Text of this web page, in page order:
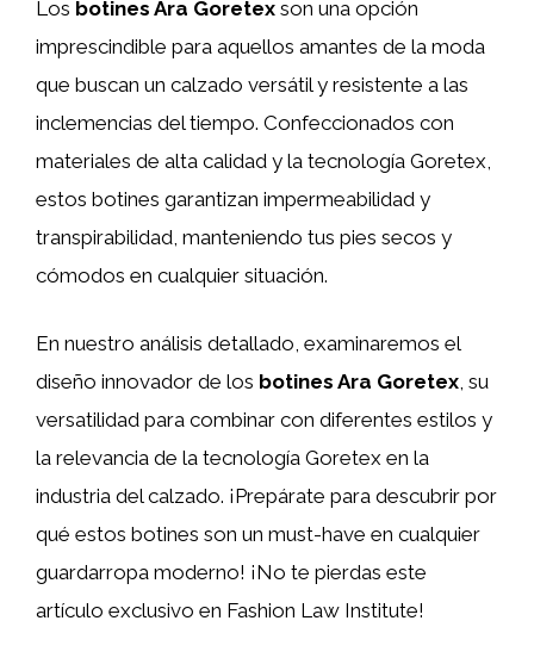
Los botines Ara Goretex son una opción
imprescindible para aquellos amantes de la moda
que buscan un calzado versátil y resistente a las
inclemencias del tiempo. Confeccionados con
materiales de alta calidad y la tecnología Goretex,
estos botines garantizan impermeabilidad y
transpirabilidad, manteniendo tus pies secos y
cómodos en cualquier situación.
En nuestro análisis detallado, examinaremos el
diseño innovador de los botines Ara Goretex, su
versatilidad para combinar con diferentes estilos y
la relevancia de la tecnología Goretex en la
industria del calzado. ¡Prepárate para descubrir por
qué estos botines son un must-have en cualquier
guardarropa moderno! ¡No te pierdas este
artículo exclusivo en Fashion Law Institute!